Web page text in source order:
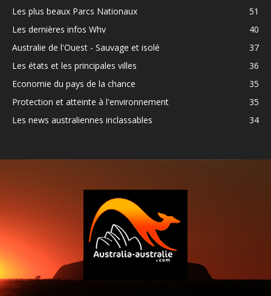
Les plus beaux Parcs Nationaux
51
Les dernières infos Whv
40
Australie de l'Ouest - Sauvage et isolé
37
Les états et les principales villes
36
Economie du pays de la chance
35
Protection et atteinte à l'environnement
35
Les news australiennes inclassables
34